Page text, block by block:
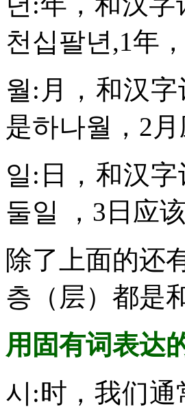
천십팔년,1年
월:月，和汉
是하나월，2
일:日，和汉
둘일 ，3日应
除了上面的还
층（层）都是
用固有词表达
시:时，我们